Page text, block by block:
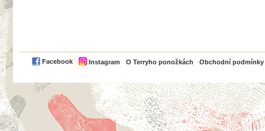
Facebook Instagram O Terryho ponožkách Obchodní podmínky
PayPal